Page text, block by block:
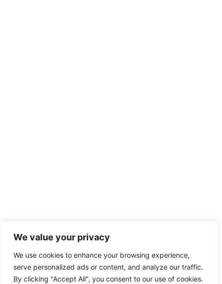
We value your privacy
We use cookies to enhance your browsing experience,
serve personalized ads or content, and analyze our traffic.
By clicking "Accept All", you consent to our use of cookies.